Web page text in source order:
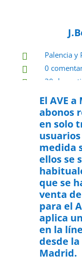
 Palencia y
 0
 30 de
El AVE
abonos
en solo
medida
ellos se
que se
venta
para el
aplica
en la
desde
Madrid.